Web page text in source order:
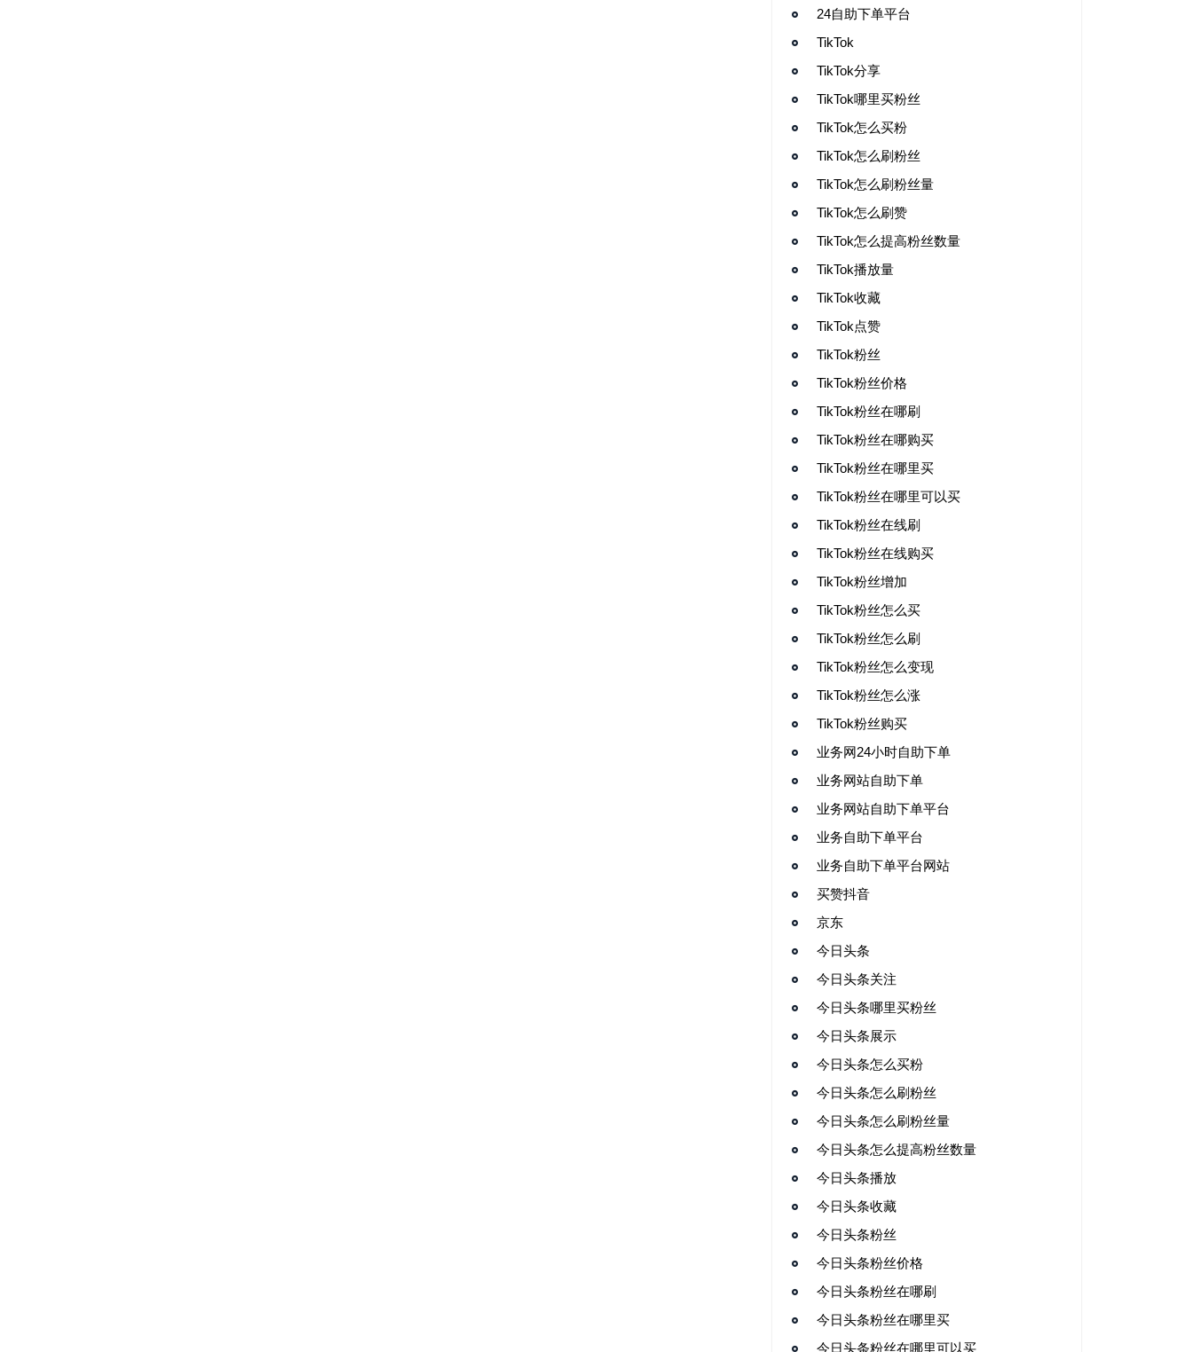
24自助下单平台
TikTok
TikTok分享
TikTok哪里买粉丝
TikTok怎么买粉
TikTok怎么刷粉丝
TikTok怎么刷粉丝量
TikTok怎么刷赞
TikTok怎么提高粉丝数量
TikTok播放量
TikTok收藏
TikTok点赞
TikTok粉丝
TikTok粉丝价格
TikTok粉丝在哪刷
TikTok粉丝在哪购买
TikTok粉丝在哪里买
TikTok粉丝在哪里可以买
TikTok粉丝在线刷
TikTok粉丝在线购买
TikTok粉丝增加
TikTok粉丝怎么买
TikTok粉丝怎么刷
TikTok粉丝怎么变现
TikTok粉丝怎么涨
TikTok粉丝购买
业务网24小时自助下单
业务网站自助下单
业务网站自助下单平台
业务自助下单平台
业务自助下单平台网站
买赞抖音
京东
今日头条
今日头条关注
今日头条哪里买粉丝
今日头条展示
今日头条怎么买粉
今日头条怎么刷粉丝
今日头条怎么刷粉丝量
今日头条怎么提高粉丝数量
今日头条播放
今日头条收藏
今日头条粉丝
今日头条粉丝价格
今日头条粉丝在哪刷
今日头条粉丝在哪里买
今日头条粉丝在哪里可以买